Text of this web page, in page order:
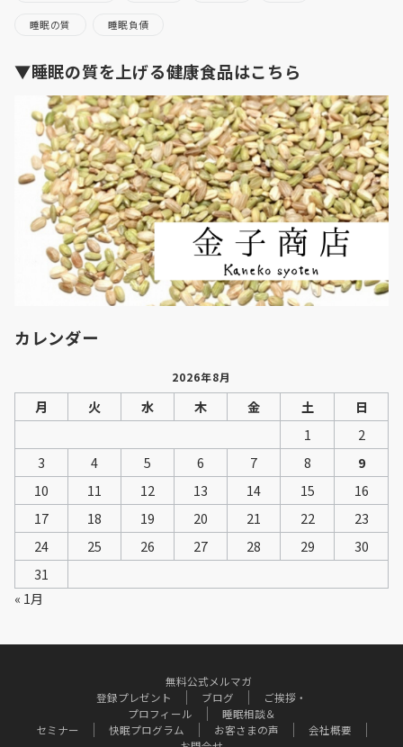
睡眠の質 睡眠負債
▼睡眠の質を上げる健康食品はこちら
カレンダー
2026年8月
月 火 水 木 金 土
日
1
2
3
4 5 6 7 8
9
10
11 12 13 14 15
16
17
18 19 20 21 22
23
24
25 26 27 28 29
30
31
« 1月
無料公式メルマガ
登録プレゼント
ブログ
ご挨拶・
プロフィール
睡眠相談＆
セミナー
快眠プログラム お客さまの声
会社概要